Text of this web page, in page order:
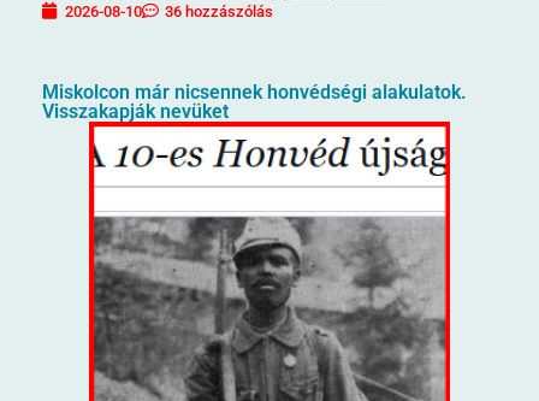
2026-08-10 36 hozzászólás
Miskolcon már nicsennek honvédségi alakulatok.
Visszakapják nevüket